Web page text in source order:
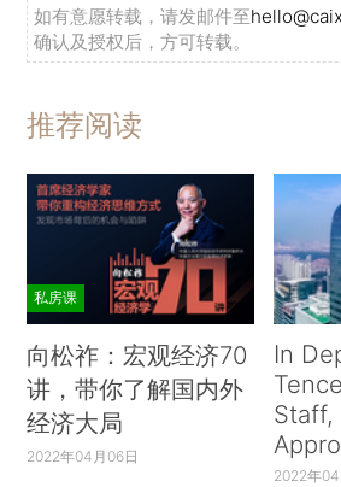
如有意愿转载，请发邮件至
确认及授权后，方可转载。
推荐阅读
私房课
向松祚：宏观经济70
讲，带你了解国内外
经济大局
2022年04月06日
In
Staff,
2022年04